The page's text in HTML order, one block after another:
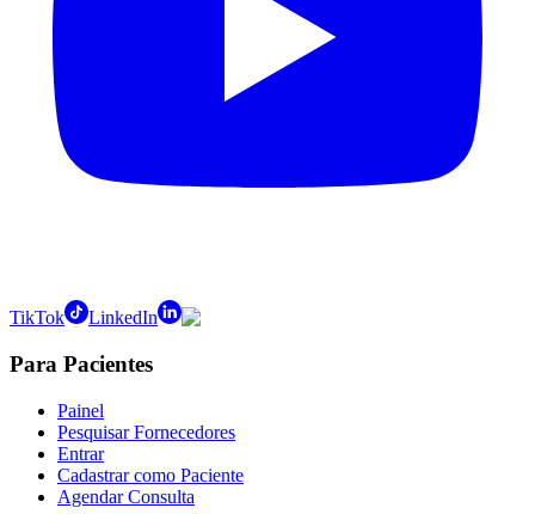
TikTok LinkedIn
Para Pacientes
Painel
Pesquisar Fornecedores
Entrar
Cadastrar como Paciente
Agendar Consulta